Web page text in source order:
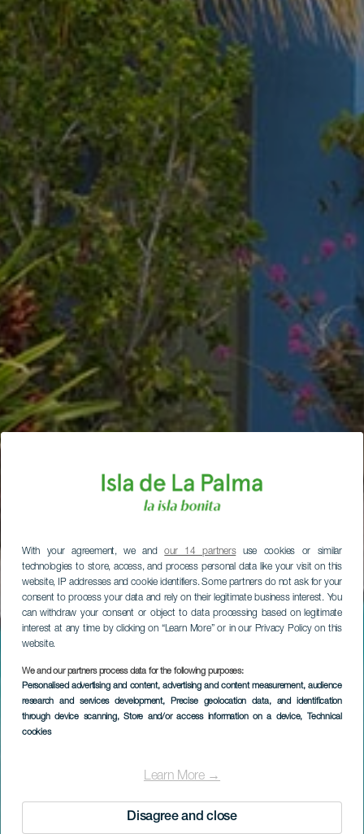
With your agreement, we andour 14 partnersuse cookies or similar
technologies to store, access, and process personal data like your visit on this
website, IP addresses and cookie identifiers. Some partners do not ask for your
consent to process your data and rely on their legitimate business interest. You
can withdraw your consent or object to data processing based on legitimate
interest at any time by clicking on “Learn More” or in our Privacy Policy on this
website.
We and our partners process data for the following purposes:
Personalised advertising and content, advertising and content measurement, audience
research and services development, Precise geolocation data, and identification
through device scanning, Store and/or access information on a device, Technical
cookies
Learn More →
Disagree and close